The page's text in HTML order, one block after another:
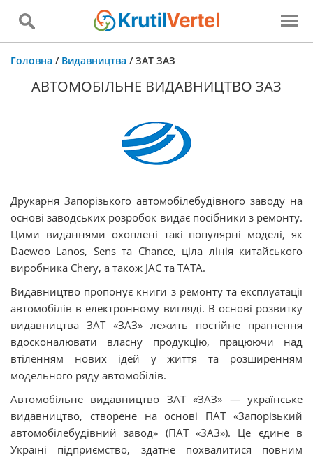
Головна / Видавництва /ЗАТ ЗАЗ
АВТОМОБІЛЬНЕ ВИДАВНИЦТВО ЗАЗ
Друкарня Запорізького автомобілебудівного заводу на
основі заводських розробок видає посібники з ремонту.
Цими виданнями охоплені такі популярні моделі, як
Daewoo Lanos, Sens та Chance, ціла лінія китайського
виробника Chery, а також JAC та TATA.
Видавництво пропонує книги з ремонту та експлуатації
автомобілів в електронному вигляді. В основі розвитку
видавництва ЗАТ «ЗАЗ» лежить постійне прагнення
вдосконалювати власну продукцію, працюючи над
втіленням нових ідей у ​​життя та розширенням
модельного ряду автомобілів.
Автомобільне видавництво ЗАТ «ЗАЗ» — українське
видавництво, створене на основі ПАТ «Запорізький
автомобілебудівний завод» (ПАТ «ЗАЗ»). Це єдине в
Україні підприємство, здатне похвалитися повним